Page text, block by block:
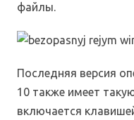
файлы.
Последняя версия
10 также имеет
включается